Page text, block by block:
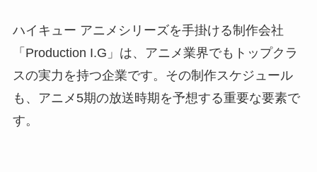
ハイキュー アニメシリーズを手掛ける制作会社
「Production I.G」は、アニメ業界でもトップクラ
スの実力を持つ企業です。その制作スケジュール
も、アニメ5期の放送時期を予想する重要な要素で
す。